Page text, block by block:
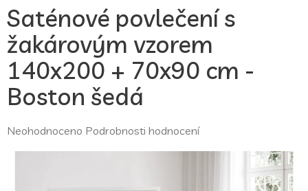
Saténové povlečení s
žakárovým vzorem
140x200 + 70x90 cm -
Boston šedá
Průměrné
Neohodnoceno Podrobnosti hodnocení